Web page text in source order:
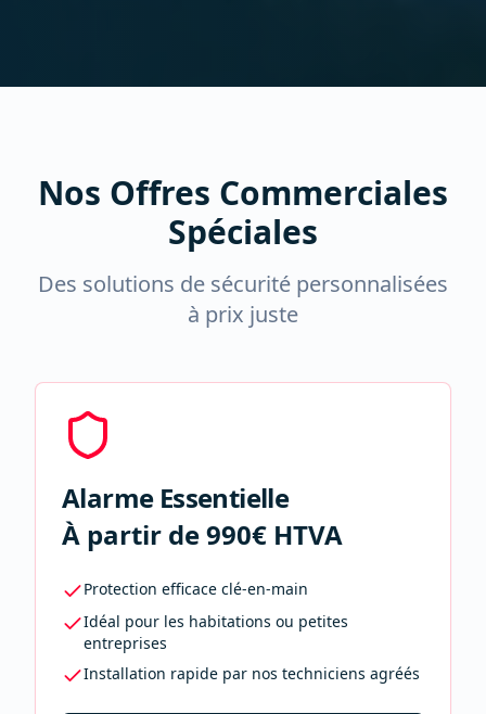
Nos Offres Commerciales
Spéciales
Des solutions de sécurité personnalisées
à prix juste
Alarme Essentielle
À partir de 990€ HTVA
Protection efficace clé-en-main
Idéal pour les habitations ou petites
entreprises
Installation rapide par nos techniciens agréés